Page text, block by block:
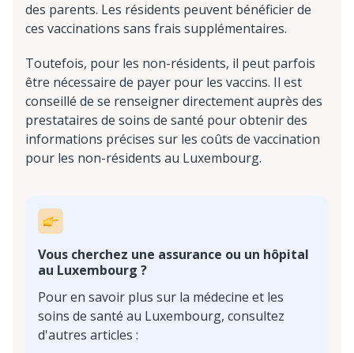
des parents. Les résidents peuvent bénéficier de
ces vaccinations sans frais supplémentaires.
Toutefois, pour les non-résidents, il peut parfois
être nécessaire de payer pour les vaccins. Il est
conseillé de se renseigner directement auprès des
prestataires de soins de santé pour obtenir des
informations précises sur les coûts de vaccination
pour les non-résidents au Luxembourg.
Vous cherchez une assurance ou un hôpital
au Luxembourg ?
Pour en savoir plus sur la médecine et les
soins de santé au Luxembourg, consultez
d'autres articles :